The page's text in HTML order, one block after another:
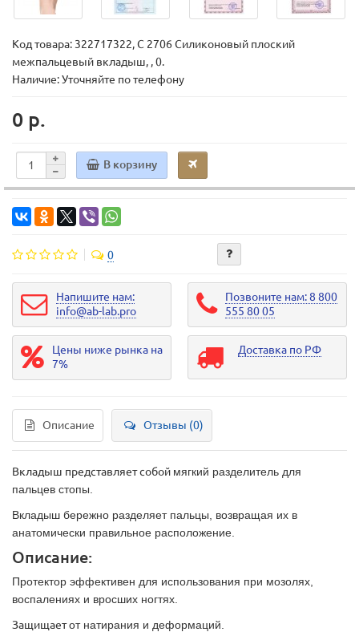
Код товара: 322717322, С 2706 Силиконовый плоский
межпальцевый вкладыш, , 0.
Наличие: Уточняйте по телефону
0 р.
В корзину
0
Напишите нам:
info@ab-lab.pro
Позвоните нам: 8 800
555 80 05
Цены ниже рынка на
7%
Доставка по РФ
Описание Отзывы (0)
Вкладыш представляет собой мягкий разделитель для
пальцев стопы.
Вкладыш бережно разделяет пальцы, возвращая их в
анатомически правильное расположение.
Описание:
Протектор эффективен для использования при мозолях,
воспалениях и вросших ногтях.
Защищаетот натирания и деформаций.